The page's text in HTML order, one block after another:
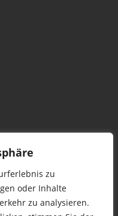
zu
oder Inhalte
zu analysieren.